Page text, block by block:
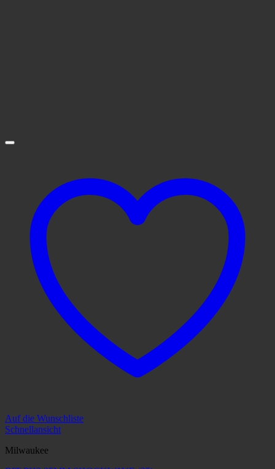
Auf die Wunschliste
Schnellansicht
Milwaukee